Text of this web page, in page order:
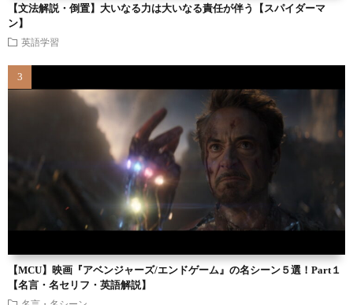
【文法解説・倒置】大いなる力は大いなる責任が伴う【スパイダーマ
ン】
英語学習
【MCU】映画『アベンジャーズ/エンドゲーム』の名シーン５選！Part１
【名言・名セリフ・英語解説】